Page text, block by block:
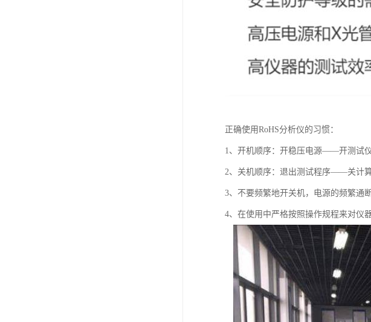
正确使用RoHS分析仪的习惯：
1、开机顺序：开稳压电源——开测试
2、关机顺序：退出测试程序——关计
3、不要频繁地开关机，电源的频繁通
4、在使用中严格按照操作规程来对仪